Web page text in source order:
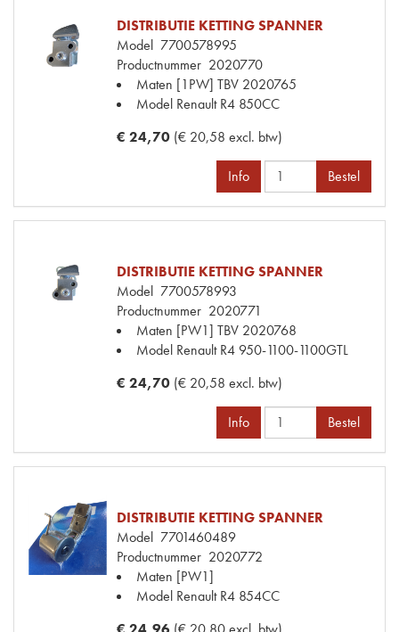
DISTRIBUTIE KETTING SPANNER
Model 7700578995
Productnummer 2020770
Maten [1PW] TBV 2020765
Model Renault R4 850CC
€ 24,70 (€ 20,58 excl. btw)
Info Bestel
DISTRIBUTIE KETTING SPANNER
Model 7700578993
Productnummer 2020771
Maten [PW1] TBV 2020768
Model Renault R4 950-1100-1100GTL
€ 24,70 (€ 20,58 excl. btw)
Info Bestel
DISTRIBUTIE KETTING SPANNER
Model 7701460489
Productnummer 2020772
Maten [PW1]
Model Renault R4 854CC